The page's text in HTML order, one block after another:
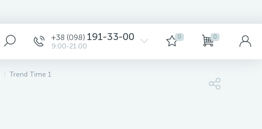
+38 (098) 191-33-00
9:00-21:00
0 0
Trend Time 1